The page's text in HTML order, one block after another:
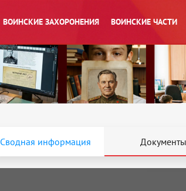
ВОИНСКИЕ ЗАХОРОНЕНИЯ ВОИНСКИЕ ЧАСТИ
Сводная информация Документы